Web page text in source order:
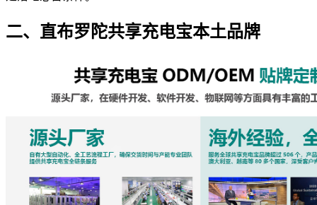
二、直布罗陀共享充电宝本土品牌